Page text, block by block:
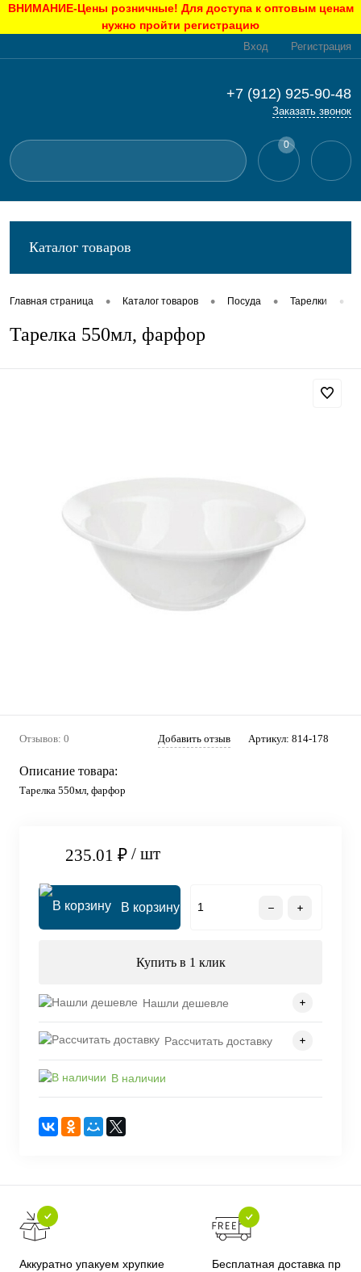
ВНИМАНИЕ-Цены розничные! Для доступа к оптовым ценам
нужно пройти регистрацию
Вход Регистрация
+7 (912) 925-90-48
Заказать звонок
0
Каталог товаров
Главная страница • Каталог товаров • Посуда • Тарелки •
Тарелка 550мл, фарфор
Отзывов: 0 Добавить отзыв Артикул: 814-178
Описание товара:
Тарелка 550мл, фарфор
235.01 ₽ / шт
В корзину
Купить в 1 клик
Нашли дешевле
Рассчитать доставку
В наличии
Аккуратно упакуем хрупкие
Бесплатная доставка при